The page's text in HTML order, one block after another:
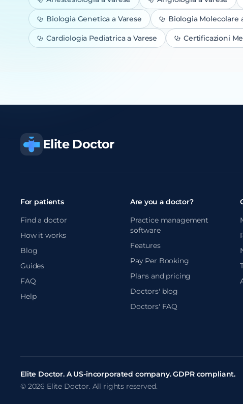
Biologia Genetica a Varese Biologia Molecolare
Cardiologia Pediatricaa Varese Certificazioni
Elite Doctor
For patients
Find a doctor
How it works
Blog
Guides
FAQ
Help
Are you a doctor?
Practice management
software
Features
Pay Per Booking
Plans and pricing
Doctors' blog
Doctors' FAQ
Elite Doctor. A US-incorporated company. GDPR compliant.
© 2026 Elite Doctor. All rights reserved.